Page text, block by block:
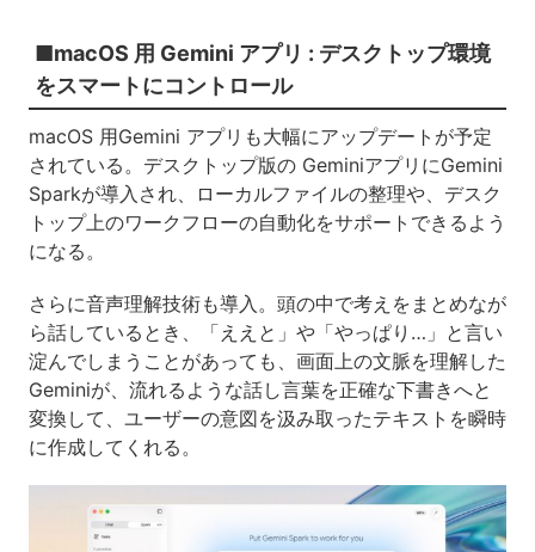
■macOS 用 Gemini アプリ : デスクトップ環境
をスマートにコントロール
macOS 用Gemini アプリも大幅にアップデートが予定
されている。デスクトップ版の GeminiアプリにGemini
Sparkが導入され、ローカルファイルの整理や、デスク
トップ上のワークフローの自動化をサポートできるよう
になる。
さらに音声理解技術も導入。頭の中で考えをまとめなが
ら話しているとき、「ええと」や「やっぱり…」と言い
淀んでしまうことがあっても、画面上の文脈を理解した
Geminiが、流れるような話し言葉を正確な下書きへと
変換して、ユーザーの意図を汲み取ったテキストを瞬時
に作成してくれる。